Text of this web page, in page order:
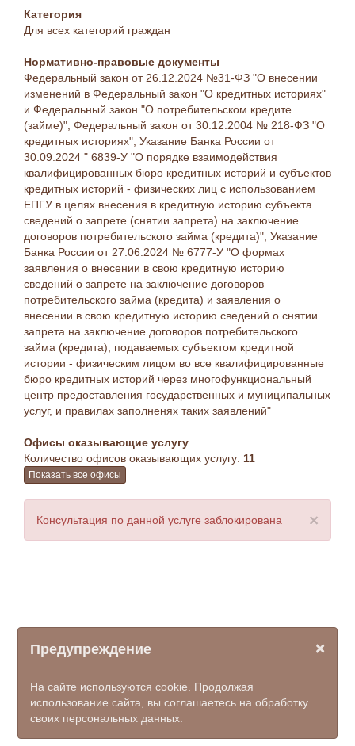
Категория
Для всех категорий граждан
Нормативно-правовые документы
Федеральный закон от 26.12.2024 №31-ФЗ "О внесении
изменений в Федеральный закон "О кредитных историях"
и Федеральный закон "О потребительском кредите
(займе)"; Федеральный закон от 30.12.2004 № 218-ФЗ "О
кредитных историях"; Указание Банка России от
30.09.2024 " 6839-У "О порядке взаимодействия
квалифицированных бюро кредитных историй и субъектов
кредитных историй - физических лиц с использованием
ЕПГУ в целях внесения в кредитную историю субъекта
сведений о запрете (снятии запрета) на заключение
договоров потребительского займа (кредита)"; Указание
Банка России от 27.06.2024 № 6777-У "О формах
заявления о внесении в свою кредитную историю
сведений о запрете на заключение договоров
потребительского займа (кредита) и заявления о
внесении в свою кредитную историю сведений о снятии
запрета на заключение договоров потребительского
займа (кредита), подаваемых субъектом кредитной
истории - физическим лицом во все квалифицированные
бюро кредитных историй через многофункциональный
центр предоставления государственных и муниципальных
услуг, и правилах заполненях таких заявлений"
Офисы оказывающие услугу
Количество офисов оказывающих услугу: 11
Показать все офисы
×
Консультация по данной услуге заблокирована
×
Предупреждение
На сайте используются cookie. Продолжая
использование сайта, вы соглашаетесь на обработку
своих персональных данных.